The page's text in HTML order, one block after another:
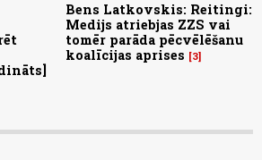
Bens Latkovskis: Reitingi:
Medijs atriebjas ZZS vai
tomēr parāda pēcvēlēšanu
koalīcijas aprises
3